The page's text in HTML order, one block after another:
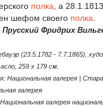
полка, а 28.1.1813
шефом своего полка.
Прусский Фридрих
(23.5.1782 - 7.7.1865),
259 x 179 см.
Национальная галерея |
галерея
галерея